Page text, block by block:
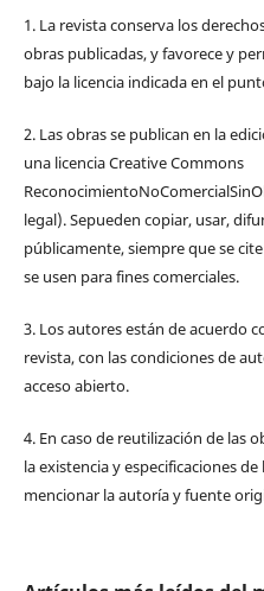
1. La revista conserva los
obras publicadas, y favorece y
bajo la licencia indicada en el
2. Las obras se publican en la
una licencia Creative Commons
legal). Sepueden copiar, usar,
públicamente, siempre que se
se usen para fines comerciales.
3. Los autores están de acuerdo
revista, con las condiciones de
acceso abierto.
4. En caso de reutilización de las
la existencia y especificaciones
mencionar la autoría y fuente